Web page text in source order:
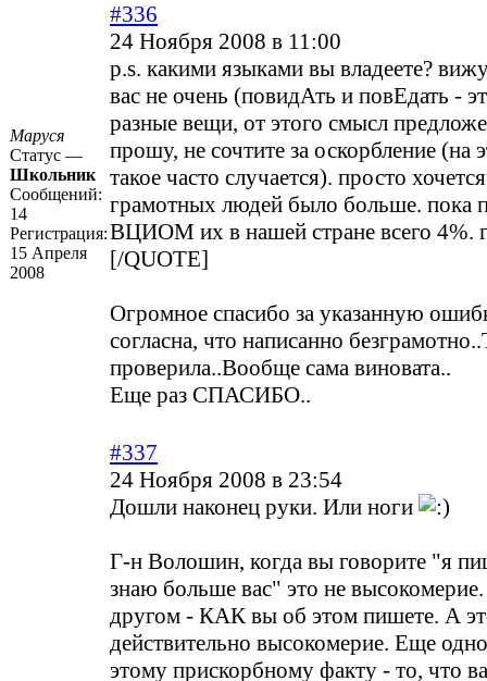
Маруся
Статус —
Школьник
Сообщений:
14
Регистрация:
15 Апреля
2008
#336
24 Ноября 2008 в 11:00
p.s. какими языками вы владеете?
вас не очень (повидАть и повЕдать -
разные вещи, от этого смысл
прошу, не сочтите за оскорбление (на
такое часто случается). просто
грамотных людей было больше. пока
ВЦИОМ их в нашей стране всего 4%.
[/QUOTE]
Огромное спасибо за указанную
согласна, что написанно
проверила..Вообще сама виновата..
Еще раз СПАСИБО..
#337
24 Ноября 2008 в 23:54
Дошли наконец руки. Или ноги
Г-н Волошин, когда вы говорите "я
знаю больше вас" это не
другом - КАК вы об этом пишете. А
действительно высокомерие. Еще
этому прискорбному факту - то, что